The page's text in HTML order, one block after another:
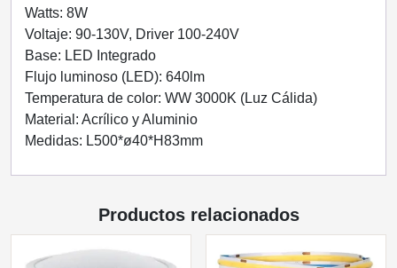
Watts: 8W
Voltaje: 90-130V, Driver 100-240V
Base: LED Integrado
Flujo luminoso (LED): 640lm
Temperatura de color: WW 3000K (Luz Cálida)
Material: Acrílico y Aluminio
Medidas: L500*ø40*H83mm
Productos relacionados